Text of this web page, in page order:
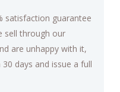
satisfaction guarantee
sell through our
are unhappy with it,
days and issue a full